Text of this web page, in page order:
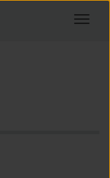
Toggle